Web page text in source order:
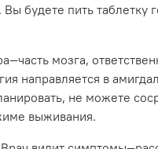
будете пить
мозга,
направляется в
не можете
выживания.